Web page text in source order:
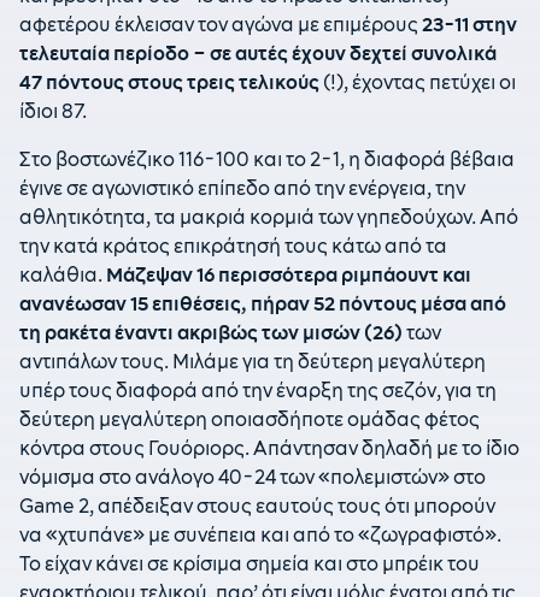
αφετέρου έκλεισαν τον αγώνα με επιμέρους 23-11 στην
τελευταία περίοδο – σε αυτές έχουν δεχτεί συνολικά
47 πόντους στους τρεις τελικούς (!), έχοντας πετύχει οι
ίδιοι 87.
Στο βοστωνέζικο 116-100 και το 2-1, η διαφορά βέβαια
έγινε σε αγωνιστικό επίπεδο από την ενέργεια, την
αθλητικότητα, τα μακριά κορμιά των γηπεδούχων. Από
την κατά κράτος επικράτησή τους κάτω από τα
καλάθια. Μάζεψαν 16 περισσότερα ριμπάουντ και
ανανέωσαν 15 επιθέσεις, πήραν 52 πόντους μέσα από
τη ρακέτα έναντι ακριβώς των μισών (26) των
αντιπάλων τους. Μιλάμε για τη δεύτερη μεγαλύτερη
υπέρ τους διαφορά από την έναρξη της σεζόν, για τη
δεύτερη μεγαλύτερη οποιασδήποτε ομάδας φέτος
κόντρα στους Γουόριορς. Απάντησαν δηλαδή με το ίδιο
νόμισμα στο ανάλογο 40-24 των «πολεμιστών» στο
Game 2, απέδειξαν στους εαυτούς τους ότι μπορούν
να «χτυπάνε» με συνέπεια και από το «ζωγραφιστό».
Το είχαν κάνει σε κρίσιμα σημεία και στο μπρέικ του
εναρκτήριου τελικού, παρ’ ότι είναι μόλις ένατοι από τις